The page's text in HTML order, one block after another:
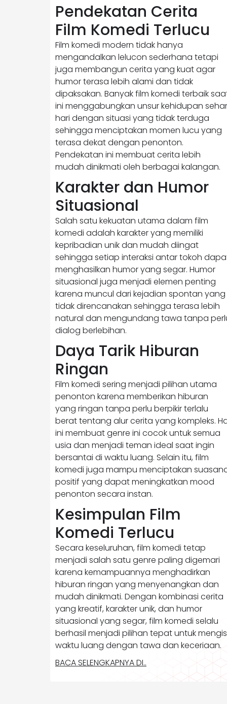
Pendekatan Cerita
Film Komedi Terlucu
Film komedi modern tidak hanya
mengandalkan lelucon sederhana tetapi
juga membangun cerita yang kuat agar
humor terasa lebih alami dan tidak
dipaksakan. Banyak film komedi terbaik
ini menggabungkan unsur kehidupan
hari dengan situasi yang tidak terduga
sehingga menciptakan momen lucu yang
terasa dekat dengan penonton.
Pendekatan ini membuat cerita lebih
mudah dinikmati oleh berbagai kalangan.
Karakter dan Humor
Situasional
Salah satu kekuatan utama dalam film
komedi adalah karakter yang memiliki
kepribadian unik dan mudah diingat
sehingga setiap interaksi antar tokoh
menghasilkan humor yang segar. Humor
situasional juga menjadi elemen penting
karena muncul dari kejadian spontan yang
tidak direncanakan sehingga terasa lebih
natural dan mengundang tawa tanpa
dialog berlebihan.
Daya Tarik Hiburan
Ringan
Film komedi sering menjadi pilihan utama
penonton karena memberikan hiburan
yang ringan tanpa perlu berpikir terlalu
berat tentang alur cerita yang kompleks.
ini membuat genre ini cocok untuk semua
usia dan menjadi teman ideal saat ingin
bersantai di waktu luang. Selain itu, film
komedi juga mampu menciptakan
positif yang dapat meningkatkan mood
penonton secara instan.
Kesimpulan Film
Komedi Terlucu
Secara keseluruhan, film komedi tetap
menjadi salah satu genre paling digemari
karena kemampuannya menghadirkan
hiburan ringan yang menyenangkan dan
mudah dinikmati. Dengan kombinasi cerita
yang kreatif, karakter unik, dan humor
situasional yang segar, film komedi selalu
berhasil menjadi pilihan tepat untuk
waktu luang dengan tawa dan keceriaan.
BACA SELENGKAPNYA DI..